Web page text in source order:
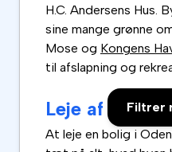
Filtrer
H.C. Andersens Hus.
sine mange grønne
Mose og Kongens
til afslapning og
Leje af bolig i
At leje en bolig i